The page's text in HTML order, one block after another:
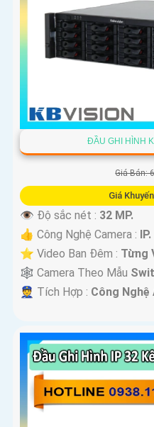
ĐẦU GHI HÌNH
Giá Bán:
Giá
👁 Độ sắc nét : 32 MP.
👍 Công Nghệ Camera : IP.
⭐ Video Ban Đêm : Từng
🕸️ Camera Theo Mẫu
️👮 Tích Hợp : Công Nghệ